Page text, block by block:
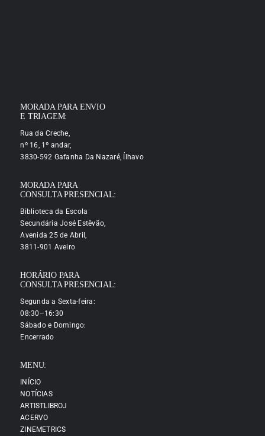
MORADA PARA ENVIO
E TRIAGEM:
Rua da Creche,
nº 16, 1º andar,
3830-592 Gafanha Da Nazaré, Ílhavo
MORADA PARA
CONSULTA PRESENCIAL:
Biblioteca da Escola
Secundária José Estêvão,
Avenida 25 de Abril,
3811-901 Aveiro
HORÁRIO PARA
CONSULTA PRESENCIAL:
Segunda a Sexta-feira:
08:30–16:30
Sábado e Domingo:
Encerrado
MENU:
INÍCIO
NOTÍCIAS
ARTISTLIBROJ
ACERVO
ZINEMETRICS